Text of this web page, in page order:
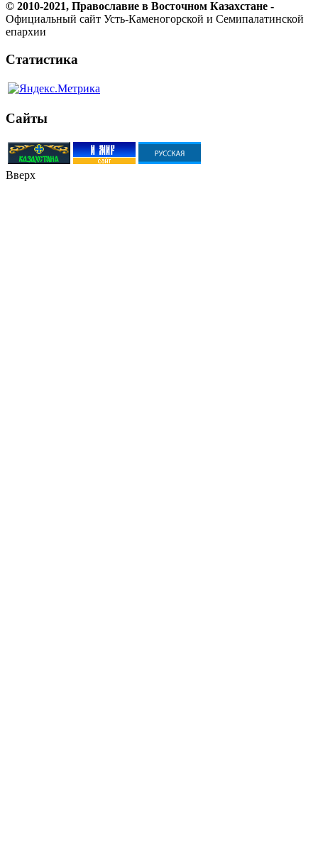
© 2010-2021, Православие в Восточном Казахстане -
Официальный сайт Усть-Каменогорской и Семипалатинской
епархии
Статистика
Сайты
Вверх